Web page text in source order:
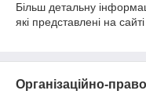
Більш детальну
які представлені на
Організаційно-